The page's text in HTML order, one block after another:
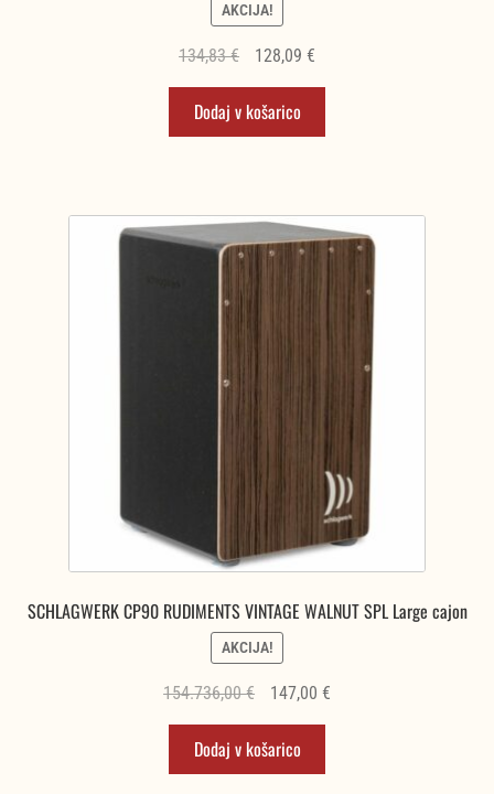
AKCIJA!
134,83€
Izvirna
je
bila:
128,09 €Trenutna
128,09 €.
Dodaj v košarico
SCHLAGWERK CP90 RUDIMENTS VINTAGE WALNUT SPL Large cajon
AKCIJA!
154.736,00€
Izvirna
cena
je
bila:
147,00 €Trenutna
Dodaj v košarico